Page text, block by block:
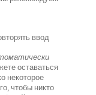
ввод
оставаться
некоторое
чтобы никто